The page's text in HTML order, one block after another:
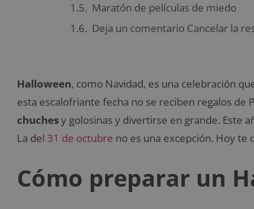
Maratón de películas de miedo
Deja un comentario Cancelar la
Halloween, como Navidad, es una celebración
esta escalofriante fecha no se reciben regalos de
chuchesy golosinas y divertirse en grande. Este
La del 31 de octubre no es una excepción. Hoy te
Cómo preparar un